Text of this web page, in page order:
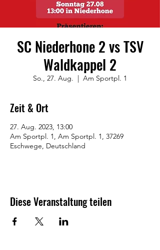
SC Niederhone 2 vs TSV
Waldkappel 2
So., 27. Aug.
  |
Am Sportpl. 1
Zeit & Ort
27. Aug. 2023, 13:00
Am Sportpl. 1, Am Sportpl. 1, 37269
Eschwege, Deutschland
Diese Veranstaltung teilen